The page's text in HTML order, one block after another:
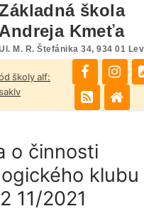
škola
Andreja Kmeťa
M. R. Štefánika 34, 934 01
Hľadať:
školy alf:
o činnosti
klubu
11/2021